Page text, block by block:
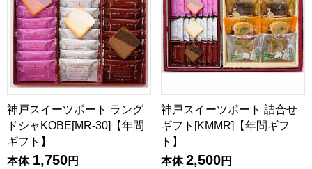
神戸スイーツポート ラング
ドシャKOBE[MR-30]【年間
ギフト】
本体 1,750円
神戸スイーツポート 詰合せ
ギフト[KMMR]【年間ギフ
ト】
本体 2,500円